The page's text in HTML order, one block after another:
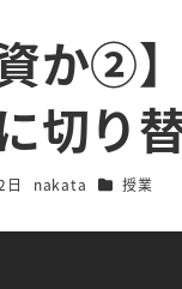
資か②
切り
日
著
nakata カテゴリー
授業